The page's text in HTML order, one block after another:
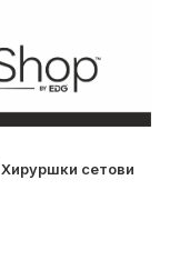
Хируршки сетови